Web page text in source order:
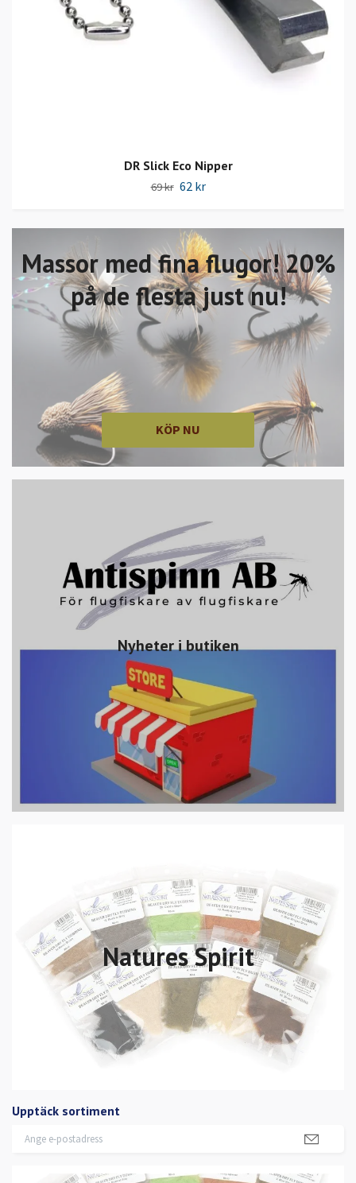
Massor med fina flugor! 20%
på de flesta just nu!
KÖP NU
Nyheter i butiken
Natures Spirit
Upptäck sortiment
DR Slick Eco Nipper
69 kr 62 kr